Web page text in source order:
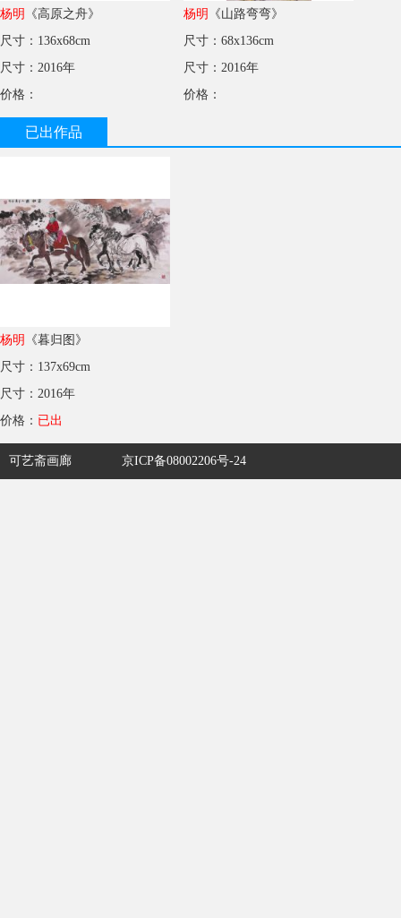
杨明
《高原之舟》
尺寸：136x68cm
尺寸：2016年
价格：
杨明
《山路弯弯》
尺寸：68x136cm
尺寸：2016年
价格：
已出作品
杨明
《暮归图》
尺寸：137x69cm
尺寸：2016年
价格： 已出
可艺斋画廊 京ICP备08002206号-24